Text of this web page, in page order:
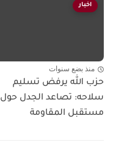
اخبار
منذ بضع سنوات
حزب الله يرفض تسليم
سلاحه: تصاعد الجدل حول
مستقبل المقاومة